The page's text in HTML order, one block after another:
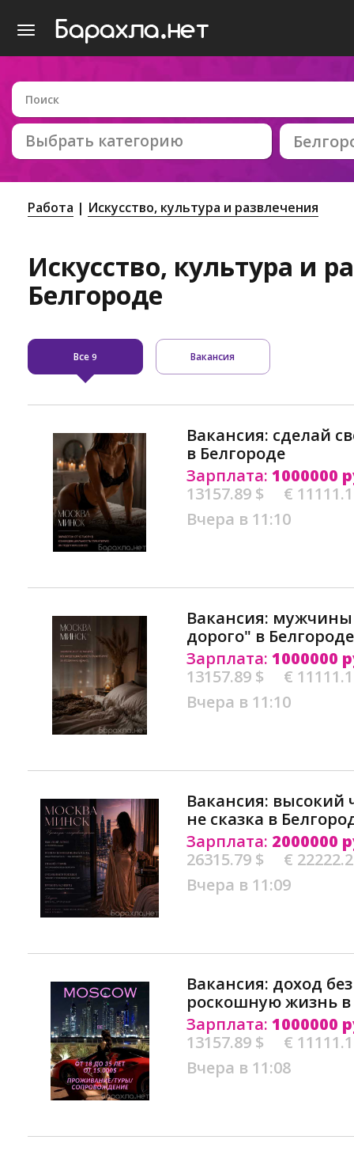
Выбрать категорию
Работа Искусство, культура и развлечения
Искусство, культура и
Белгороде
Все9 Вакансия
Вакансия: сделай
в Белгороде
Зарплата: 1000000
13157.89 $
€
Вчера в 11:10
Вакансия:
дорого" в Белгороде
Зарплата: 1000000
13157.89 $
€
Вчера в 11:10
Вакансия: высокий
не сказка в
Зарплата: 2000000
26315.79 $
€
Вчера в 11:09
Вакансия: доход
роскошную жизнь в
Зарплата: 1000000
13157.89 $
€
Вчера в 11:08